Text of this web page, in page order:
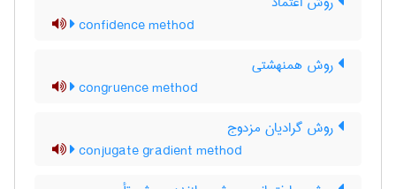
confidence method
روش همنهشتی
congruence method
روش گرادیان مزدوج
conjugate gradient method